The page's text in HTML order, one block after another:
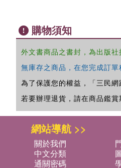
購物須知
外文書商品之書封，為出版
無庫存之商品，在您完成訂
為了保護您的權益，「三民網
若要辦理退貨，請在商品鑑
網站導航 >>
關於我們
中文分類
通關密碼